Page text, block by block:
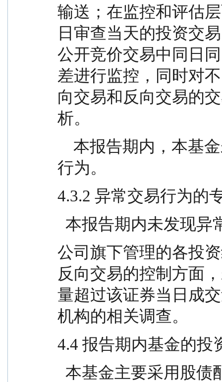
输送；在监控和评估
日审查当天的投资交
公开竞价交易中同日
差进行监控，同时对
向交易和反向交易的
析。
行为。
4.3.2 异常交易行为的
本报告期内未发现
公司旗下管理的各投
反向交易的控制方面
量超过该证券当日成
机构的相关调查。
4.4 报告期内基金的投